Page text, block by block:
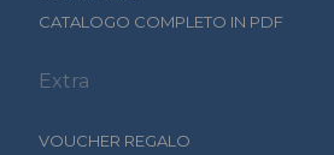
CATALOGO COMPLETO IN PDF
Extra
VOUCHER REGALO